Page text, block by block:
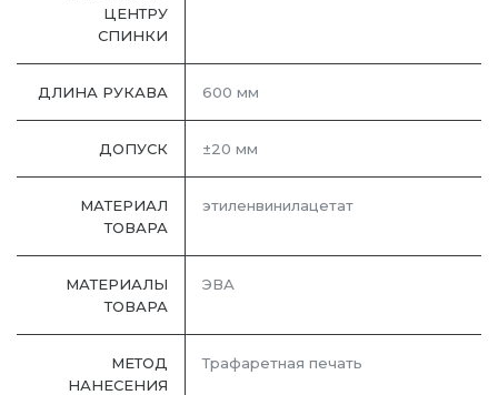
ЦЕНТРУ
СПИНКИ
ДЛИНА РУКАВА 600 мм
ДОПУСК ±20 мм
МАТЕРИАЛ
ТОВАРА
этиленвинилацетат
МАТЕРИАЛЫ
ТОВАРА
ЭВА
МЕТОД
НАНЕСЕНИЯ
Трафаретная печать